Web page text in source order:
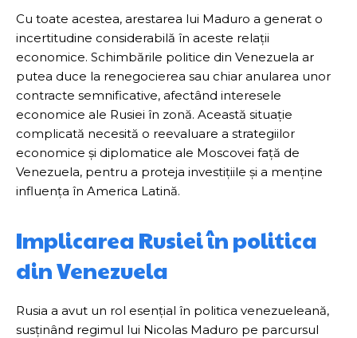
Cu toate acestea, arestarea lui Maduro a generat o
incertitudine considerabilă în aceste relații
economice. Schimbările politice din Venezuela ar
putea duce la renegocierea sau chiar anularea unor
contracte semnificative, afectând interesele
economice ale Rusiei în zonă. Această situație
complicată necesită o reevaluare a strategiilor
economice și diplomatice ale Moscovei față de
Venezuela, pentru a proteja investițiile și a menține
influența în America Latină.
Implicarea Rusiei în politica
din Venezuela
Rusia a avut un rol esențial în politica venezueleană,
susținând regimul lui Nicolas Maduro pe parcursul